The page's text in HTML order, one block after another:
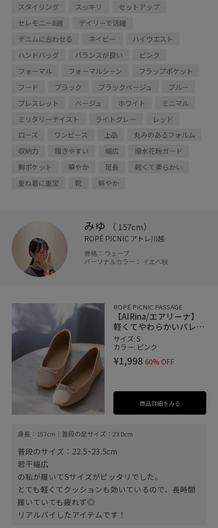
スタイリング スッキリ
セットアップ
セレモニー8選
デイリーで活躍
デニムに合わせる
ネイビー
ハイウエスト
ハンドバッグ
バランスが良い
ピンク
フォーマル
フォーマルシーン
フラップポケット
フード
ブラック ブラックベージュ
ブルー
ブレスレット
ベージュ ホワイト
ミニマル
ミリタリーテイスト
ライトグレー
レッド
ローズ
ワンピース 上品
丸みのあるフォルム
収納力
履きやすい 幅広
撥水花粉ガード
胸ポケット
華やか 足長
軽くて柔らかい
重ね着に重宝
靴 鮮やか
みゆ （ 157cm）
ROPÉ PICNICアトレ川越
骨格： ウェーブ
パーソナルカラー： イエベ秋
ROPÉ PICNIC PASSAGE
【AIRina/エアリーナ】
軽くてやわらかいバレエ
シューズ
サイズ: S
カラー: ピンク
¥1,998 60% OFF
商品詳細をみる
身長：157cm｜普段の足サイズ：23.0cm
普段のサイズ：22.5~23.5cm
若干幅広
の私が履いてSサイズがピッタリでした。
とても軽くてクッションも効いているので、長時間
履いていても疲れず◎
リアルバイしたアイテムです！